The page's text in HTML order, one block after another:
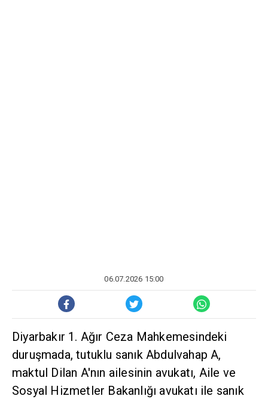
06.07.2026 15:00
Diyarbakır 1. Ağır Ceza Mahkemesindeki
duruşmada, tutuklu sanık Abdulvahap A,
maktul Dilan A'nın ailesinin avukatı, Aile ve
Sosyal Hizmetler Bakanlığı avukatı ile sanık